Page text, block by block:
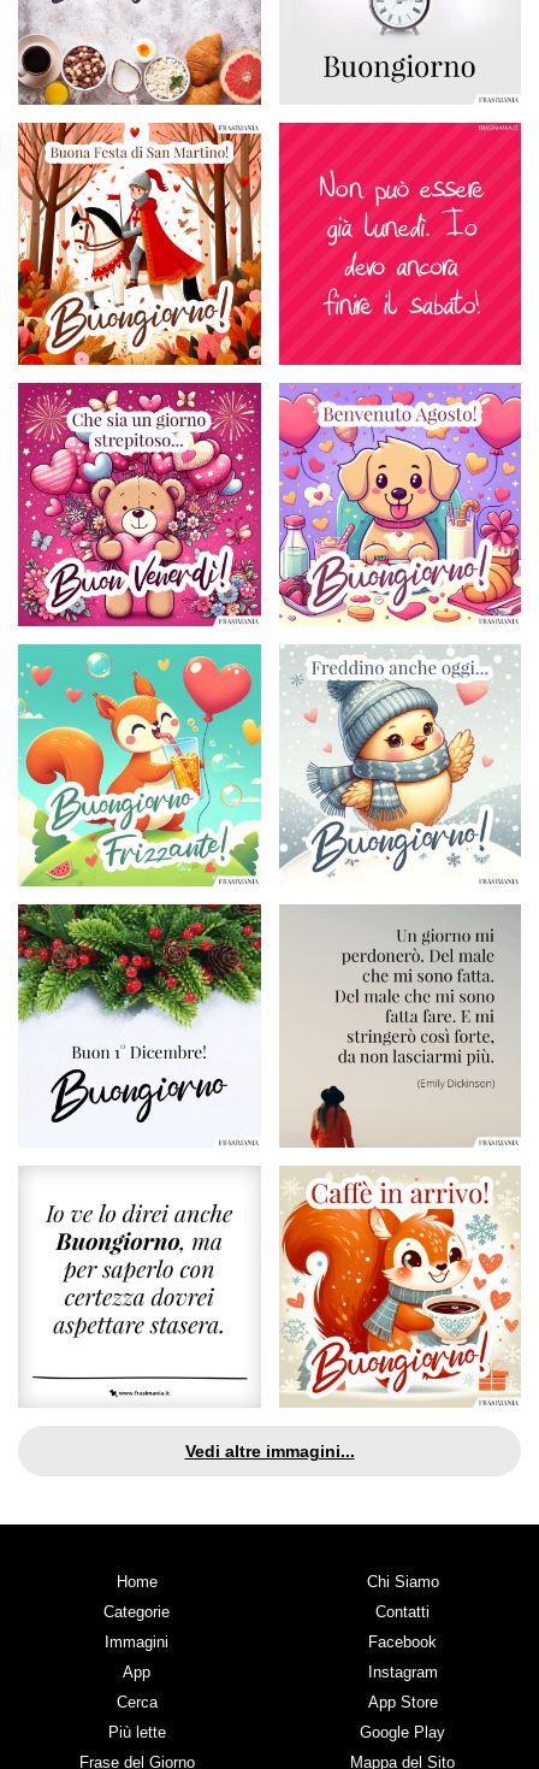
Vedi altre immagini...
Home
Categorie
Immagini
App
Cerca
Più lette
Frase del Giorno
Chi Siamo
Contatti
Facebook
Instagram
App Store
Google Play
Mappa del Sito